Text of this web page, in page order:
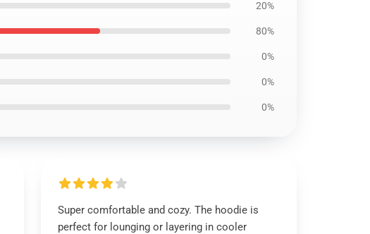
20%
80%
0%
0%
0%
Super comfortable and cozy. The hoodie is
perfect for lounging or layering in cooler